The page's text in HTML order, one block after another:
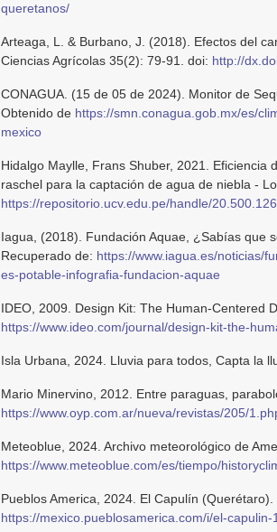
queretanos/
Arteaga, L. & Burbano, J. (2018). Efectos del
Ciencias Agrícolas 35(2): 79-91. doi: http://
CONAGUA. (15 de 05 de 2024). Monitor de
Obtenido de https://smn.conagua.gob.mx/es/
mexico
Hidalgo Maylle, Frans Shuber, 2021. Eficiencia
raschel para la captación de agua de niebla -
https://repositorio.ucv.edu.pe/handle/
Iagua, (2018). Fundación Aquae, ¿Sabías que
Recuperado de: https://www.iagua.es/noticias/
es-potable-infografia-fundacion-aquae
IDEO, 2009. Design Kit: The Human-Centered
https://www.ideo.com/journal/design-kit-the-
Isla Urbana, 2024. Lluvia para todos, Capta la
Mario Minervino, 2012. Entre paraguas,
https://www.oyp.com.ar/nueva/revistas/205/
Meteoblue, 2024. Archivo meteorológico de
https://www.meteoblue.com/es/tiempo/
Pueblos America, 2024. El Capulín
https://mexico.pueblosamerica.com/i/el-capulin-